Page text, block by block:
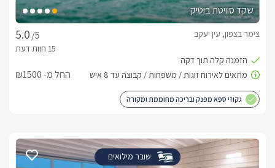
שקד סוויטת בוטיק
/5
צימר בצפון, עין יעקב
החל מ- ₪1500
גקוזי ספא מפנק ובריכה מחוממת ומקורה
שובר מילואים